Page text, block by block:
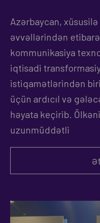
Azərbaycan,
əvvəllərindən
kommunikasiya
iqtisadi
istiqamətlərindən
üçün ardıcıl və
həyata keçirib.
uzunmüddətli